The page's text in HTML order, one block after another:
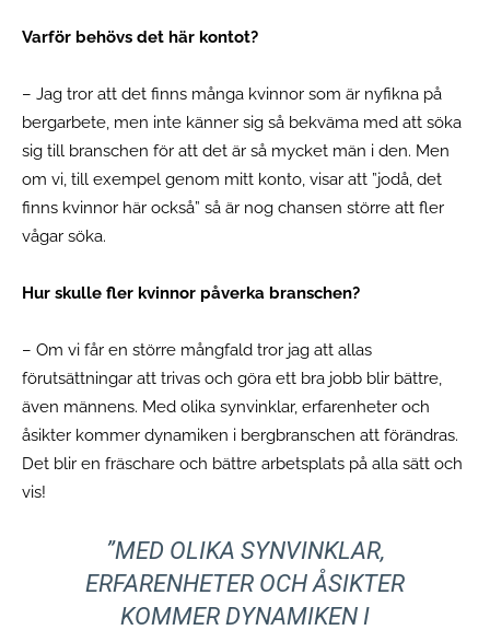
Varför behövs det här kontot?
– Jag tror att det finns många kvinnor som är nyfikna på
bergarbete, men inte känner sig så bekväma med att söka
sig till branschen för att det är så mycket män i den. Men
om vi, till exempel genom mitt konto, visar att ”jodå, det
finns kvinnor här också” så är nog chansen större att fler
vågar söka.
Hur skulle fler kvinnor påverka branschen?
– Om vi får en större mångfald tror jag att allas
förutsättningar att trivas och göra ett bra jobb blir bättre,
även männens. Med olika synvinklar, erfarenheter och
åsikter kommer dynamiken i bergbranschen att förändras.
Det blir en fräschare och bättre arbetsplats på alla sätt och
vis!
”MED OLIKA SYNVINKLAR,
ERFARENHETER OCH ÅSIKTER
KOMMER DYNAMIKEN I